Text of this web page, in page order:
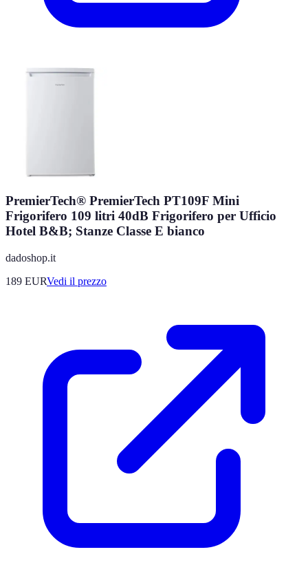
PremierTech® PremierTech PT109F Mini
Frigorifero 109 litri 40dB Frigorifero per Ufficio
Hotel B&B; Stanze Classe E bianco
dadoshop.it
189 EURVedi il prezzo